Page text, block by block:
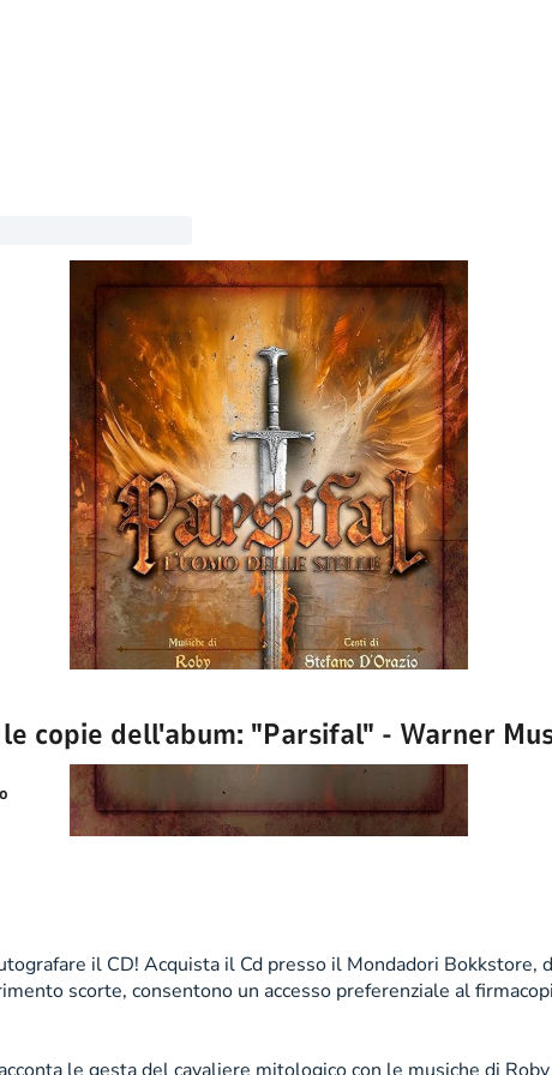
copie dell'abum: "Parsifal" - Warner
il CD! Acquista il Cd presso il Mondadori
scorte, consentono un accesso preferenziale al